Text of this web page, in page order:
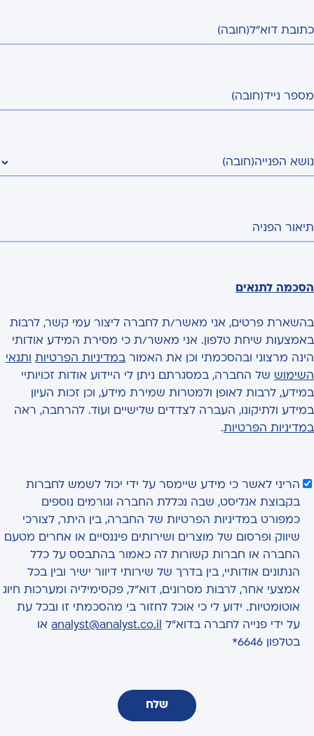
כתובת דוא"ל(חובה)
מספר נייד(חובה)
נושא הפנייה(חובה)
תיאור הפניה
הסכמה לתנאים
בהשארת פרטים, אני מאשר/ת לחברה ליצור עמי קשר, לרבות
באמצעות שיחת טלפון. אני מאשר/ת כי מסירת המידע אודותי
הינה מרצוני ובהסכמתי וכן את האמור במדיניות הפרטיות
ותנאי
השימוש של החברה, במסגרתם ניתן לי היידוע אודות זכויותיי
במידע, לרבות לאופן ולמטרות שמירת מידע, וכן זכות העיון
במידע ולתיקונו, העברה לצדדים שלישיים ועוד. להרחבה, ראה
במדיניות הפרטיות.
הריני לאשר כי מידע שיימסר על ידי יכול לשמש לחברות
בקבוצת אנליסט, שבה נכללת החברה וגורמים נוספים
כמפורט במדיניות הפרטיות של החברה, בין היתר, לצורכי
שיווק ופרסום של מוצרים ושירותים פיננסיים או אחרים מטעם
החברה או חברות קשורות לה כאמור בהתבסס על כלל
הנתונים אודותיי, בין בדרך של שירותי דיוור ישיר ובין בכל
אמצעי אחר, לרבות מסרונים, דוא"ל, פקסימיליה ומערכות חיוג
אוטומטיות. ידוע לי כי אוכל לחזור בי מהסכמתי זו ובכל עת
על ידי פנייה לחברה בדוא"ל
analyst@analyst.co.il או
בטלפון 6646*
שלח